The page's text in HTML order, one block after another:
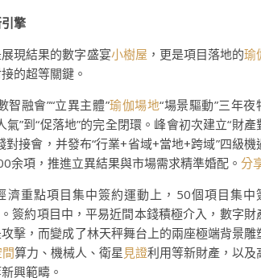
擎
現結果的數字盛宴小樹屋 ，更是項目落地的瑜
的超等關鍵。
智融會”“立異主體”瑜伽場地“場景驅動”三年夜
氣”到“促落地”的完全閉環。峰會初次建立“財產
對接會，并發布“行業+省域+當地+跨域”四級機
余項，推進立異結果與市場需求精準婚配。 分
濟重點項目集中簽約運動上，50個項目集中
簽約項目中，平易近間本錢積極介入，數字財
擊，而變成了林天秤舞台上的兩座極端背景雕
算力、機械人、衛星 見證利用等新財產，以及
興範疇。